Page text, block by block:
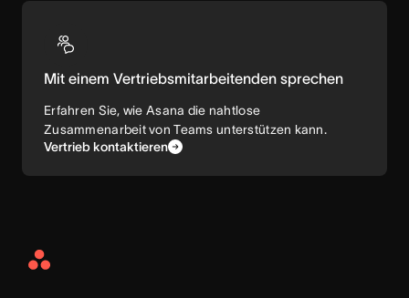
Mit einem Vertriebsmitarbeitenden sprechen
Erfahren Sie, wie Asana die nahtlose
Zusammenarbeit von Teams unterstützen kann.
Vertrieb kontaktieren
Asana